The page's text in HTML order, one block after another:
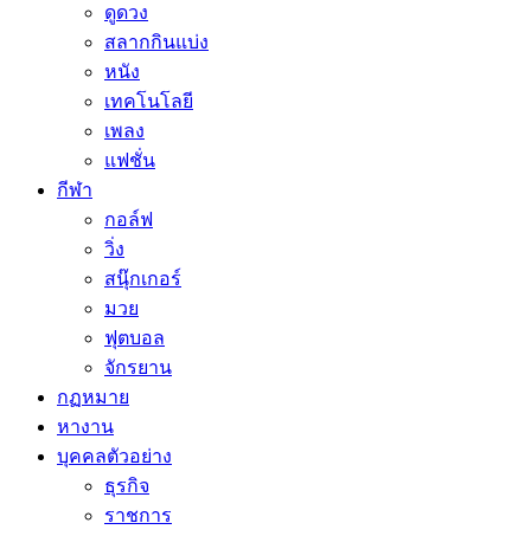
ดูดวง
สลากกินแบ่ง
หนัง
เทคโนโลยี
เพลง
แฟชั่น
กีฬา
กอล์ฟ
วิ่ง
สนุ๊กเกอร์
มวย
ฟุตบอล
จักรยาน
กฏหมาย
หางาน
บุคคลตัวอย่าง
ธุรกิจ
ราชการ